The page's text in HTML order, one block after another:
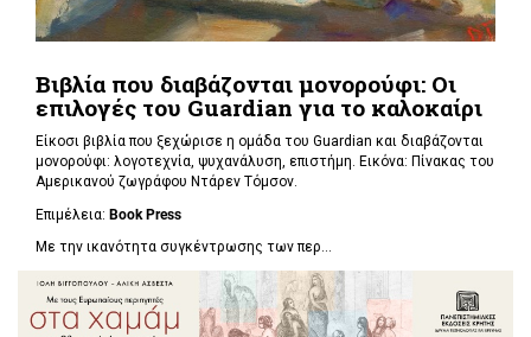
Βιβλία που διαβάζονται μονορούφι: Οι
επιλογές του Guardian για το καλοκαίρι
Είκοσι βιβλία που ξεχώρισε η ομάδα του Guardian και διαβάζονται
μονορούφι: λογοτεχνία, ψυχανάλυση, επιστήμη. Εικόνα: Πίνακας του
Αμερικανού ζωγράφου Ντάρεν Τόμσον.
Επιμέλεια: Book Press
Με την ικανότητα συγκέντρωσης των περ...